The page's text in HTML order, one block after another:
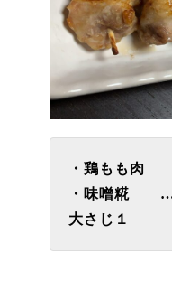
・鶏もも肉
・味噌糀
大さじ１